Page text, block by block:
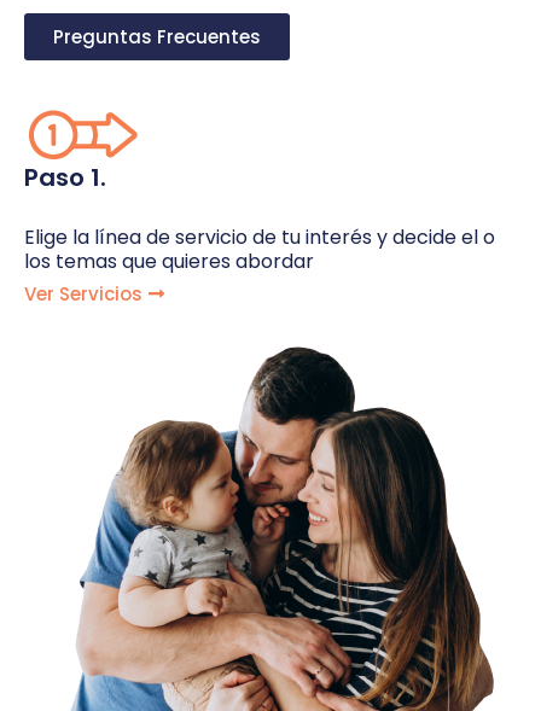
Preguntas Frecuentes
Paso 1.
Elige la línea de servicio de tu interés y decide el o
los temas que quieres abordar
Ver Servicios